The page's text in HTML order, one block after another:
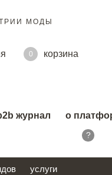
МОДЫ
0
корзина
журнал о
?
услуги